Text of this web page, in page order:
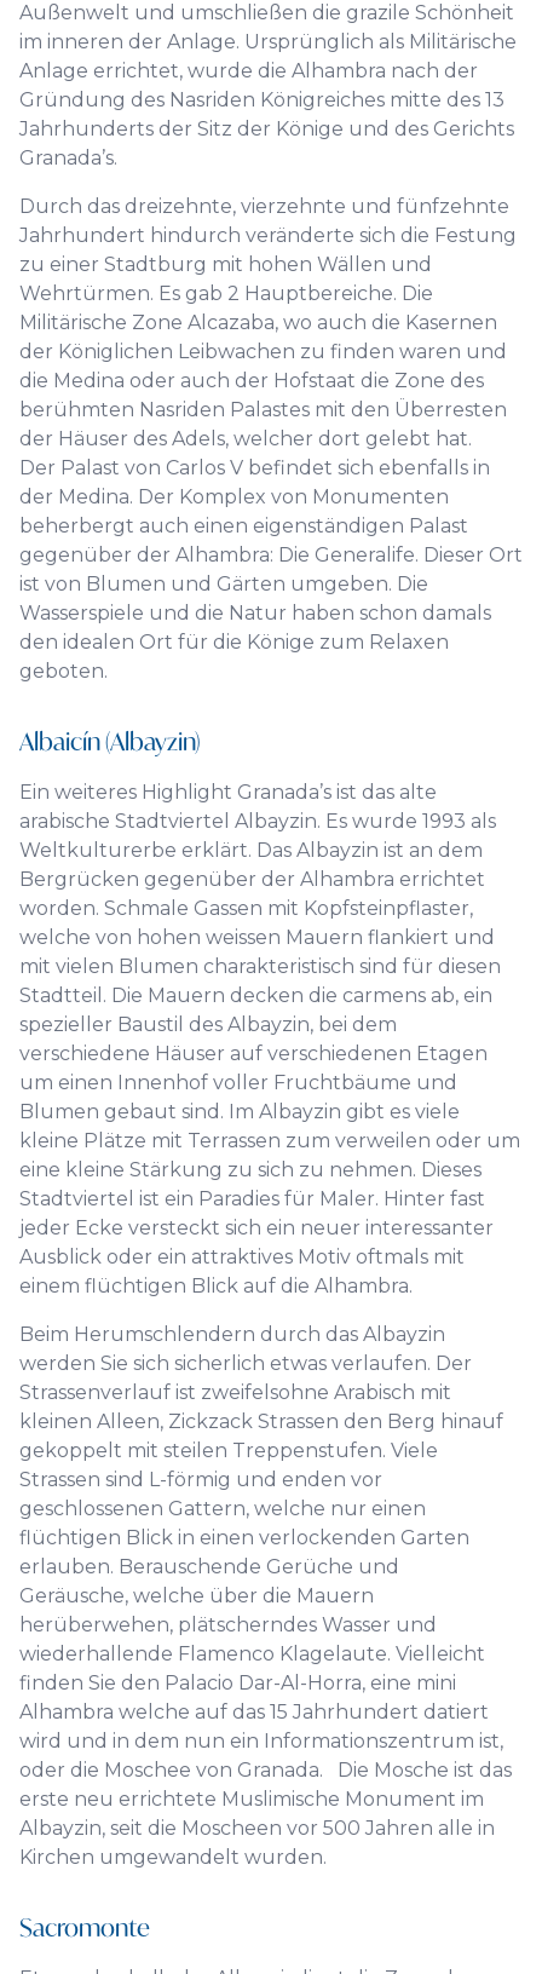
Außenwelt und umschließen die grazile Schönheit
im inneren der Anlage. Ursprünglich als Militärische
Anlage errichtet, wurde die Alhambra nach der
Gründung des Nasriden Königreiches mitte des 13
Jahrhunderts der Sitz der Könige und des Gerichts
Granada’s.
Durch das dreizehnte, vierzehnte und fünfzehnte
Jahrhundert hindurch veränderte sich die Festung
zu einer Stadtburg mit hohen Wällen und
Wehrtürmen. Es gab 2 Hauptbereiche. Die
Militärische Zone Alcazaba, wo auch die Kasernen
der Königlichen Leibwachen zu finden waren und
die Medina oder auch der Hofstaat die Zone des
berühmten Nasriden Palastes mit den Überresten
der Häuser des Adels, welcher dort gelebt hat.
Der Palast von Carlos V befindet sich ebenfalls in
der Medina. Der Komplex von Monumenten
beherbergt auch einen eigenständigen Palast
gegenüber der Alhambra: Die Generalife. Dieser Ort
ist von Blumen und Gärten umgeben. Die
Wasserspiele und die Natur haben schon damals
den idealen Ort für die Könige zum Relaxen
geboten.
Albaicín (Albayzin)
Ein weiteres Highlight Granada’s ist das alte
arabische Stadtviertel Albayzin. Es wurde 1993 als
Weltkulturerbe erklärt. Das Albayzin ist an dem
Bergrücken gegenüber der Alhambra errichtet
worden. Schmale Gassen mit Kopfsteinpflaster,
welche von hohen weissen Mauern flankiert und
mit vielen Blumen charakteristisch sind für diesen
Stadtteil. Die Mauern decken die carmens ab, ein
spezieller Baustil des Albayzin, bei dem
verschiedene Häuser auf verschiedenen Etagen
um einen Innenhof voller Fruchtbäume und
Blumen gebaut sind. Im Albayzin gibt es viele
kleine Plätze mit Terrassen zum verweilen oder um
eine kleine Stärkung zu sich zu nehmen. Dieses
Stadtviertel ist ein Paradies für Maler. Hinter fast
jeder Ecke versteckt sich ein neuer interessanter
Ausblick oder ein attraktives Motiv oftmals mit
einem flüchtigen Blick auf die Alhambra.
Beim Herumschlendern durch das Albayzin
werden Sie sich sicherlich etwas verlaufen. Der
Strassenverlauf ist zweifelsohne Arabisch mit
kleinen Alleen, Zickzack Strassen den Berg hinauf
gekoppelt mit steilen Treppenstufen. Viele
Strassen sind L-förmig und enden vor
geschlossenen Gattern, welche nur einen
flüchtigen Blick in einen verlockenden Garten
erlauben. Berauschende Gerüche und
Geräusche, welche über die Mauern
herüberwehen, plätscherndes Wasser und
wiederhallende Flamenco Klagelaute. Vielleicht
finden Sie den Palacio Dar-Al-Horra, eine mini
Alhambra welche auf das 15 Jahrhundert datiert
wird und in dem nun ein Informationszentrum ist,
oder die Moschee von Granada. Die Mosche ist das
erste neu errichtete Muslimische Monument im
Albayzin, seit die Moscheen vor 500 Jahren alle in
Kirchen umgewandelt wurden.
Sacromonte